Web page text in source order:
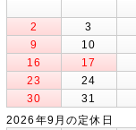
2
3
9
10
16
17
23
24
30
31
2026年9月の定休日